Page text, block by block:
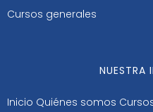
Cursos generales
NUESTRA
Inicio Quiénes somos